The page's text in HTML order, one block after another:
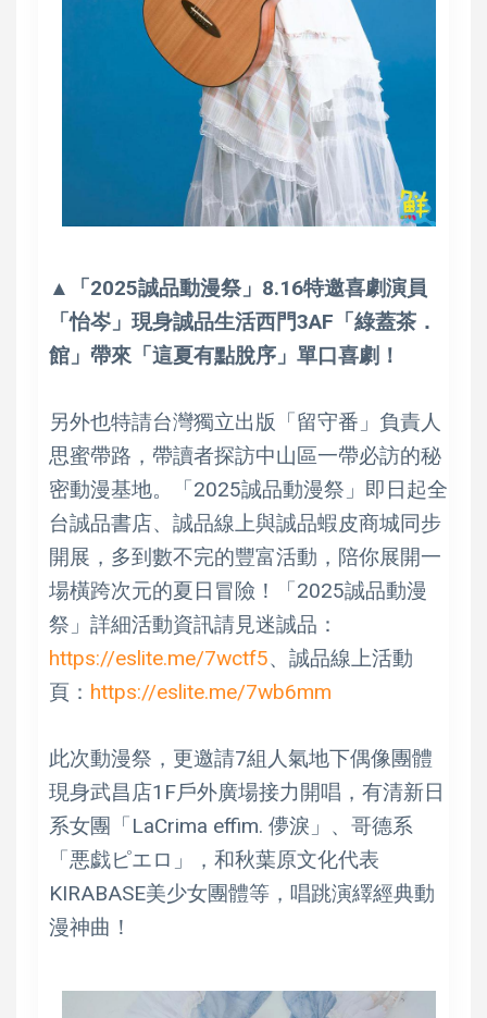
▲「2025誠品動漫祭」8.16特邀喜劇演員
「怡岑」現身誠品生活西門3AF「綠蓋茶．
館」帶來「這夏有點脫序」單口喜劇！
另外也特請台灣獨立出版「留守番」負責人
思蜜帶路，帶讀者探訪中山區一帶必訪的秘
密動漫基地。「2025誠品動漫祭」即日起全
台誠品書店、誠品線上與誠品蝦皮商城同步
開展，多到數不完的豐富活動，陪你展開一
場橫跨次元的夏日冒險！「2025誠品動漫
祭」詳細活動資訊請見迷誠品：
https://eslite.me/7wctf5、誠品線上活動
頁： https://eslite.me/7wb6mm
此次動漫祭，更邀請7組人氣地下偶像團體
現身武昌店1F戶外廣場接力開唱，有清新日
系女團「LaCrima effim. 儚淚」、哥德系
「悪戯ピエロ」，和秋葉原文化代表
KIRABASE美少女團體等，唱跳演繹經典動
漫神曲！